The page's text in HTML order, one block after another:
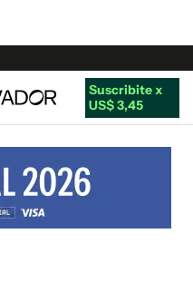
Suscribite x
US$ 3,45